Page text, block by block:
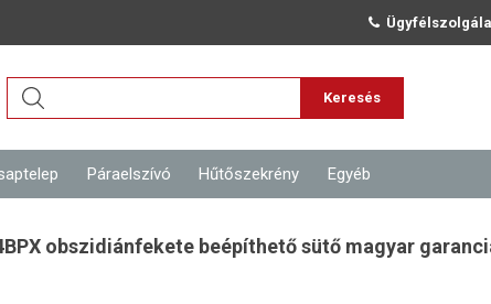
Keresés
Páraelszívó Hűtőszekrény Egyéb
obszidiánfekete beépíthető sütő magyar